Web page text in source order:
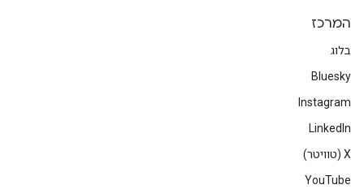
המרכז
בלוג
Bluesky
Instagram
LinkedIn
‫X (טוויטר)
YouTube